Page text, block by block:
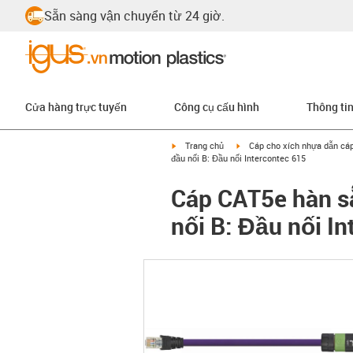
Sẵn sàng vận chuyển từ 24 giờ.
Cửa hàng trực tuyến Công cụ cấu hình Thông
igus-icon-arrow-right
Trang chủ igus-icon-arrow-right
Cáp cho xích nhựa dẫn
đầu nối B: Đầu nối Intercontec 615
Cáp CAT5e hàn
nối B: Đầu nối